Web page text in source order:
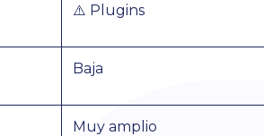
⚠️ Plugins
Baja
Muy amplio